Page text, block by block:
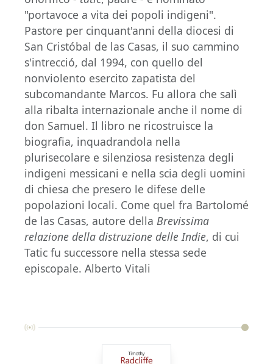
"portavoce a vita dei popoli indigeni".
Pastore per cinquant'anni della diocesi di
San Cristóbal de las Casas, il suo cammino
s'intrecció, dal 1994, con quello del
nonviolento esercito zapatista del
subcomandante Marcos. Fu allora che salì
alla ribalta internazionale anche il nome di
don Samuel. Il libro ne ricostruisce la
biografia, inquadrandola nella
plurisecolare e silenziosa resistenza degli
indigeni messicani e nella scia degli uomini
di chiesa che presero le difese delle
popolazioni locali. Come quel fra Bartolomé
de las Casas, autore della Brevissima
relazione della distruzione delle Indie, di cui
Tatic fu successore nella stessa sede
episcopale. Alberto Vitali